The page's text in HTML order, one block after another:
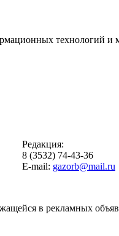
технологий
Редакция:
8 (3532) 74-43-36
E-mail: gazorb@mail.ru
в рекламных